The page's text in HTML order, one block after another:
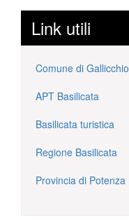
Link utili
Comune di Gallicchio
APT Basilicata
Basilicata turistica
Regione Basilicata
Provincia di Potenza